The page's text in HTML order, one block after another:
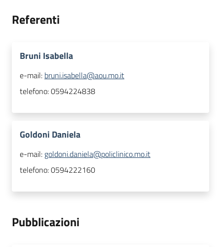
Referenti
Bruni Isabella
e-mail: bruni.isabella@aou.mo.it
telefono:0594224838
Goldoni Daniela
e-mail: goldoni.daniela@policlinico.mo.it
telefono:0594222160
Pubblicazioni